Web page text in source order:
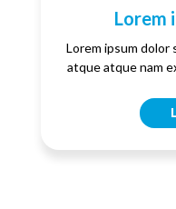
Lorem
Lorem ipsum
atque atque nam